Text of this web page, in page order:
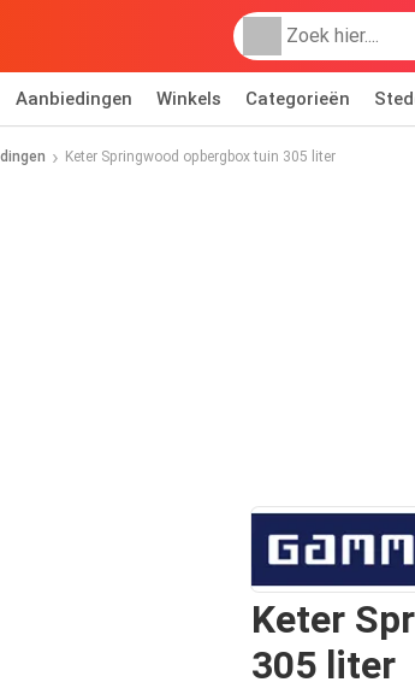
Aanbiedingen Winkels Categorieën
Keter Springwood opbergbox tuin 305 liter
Keter
305 liter